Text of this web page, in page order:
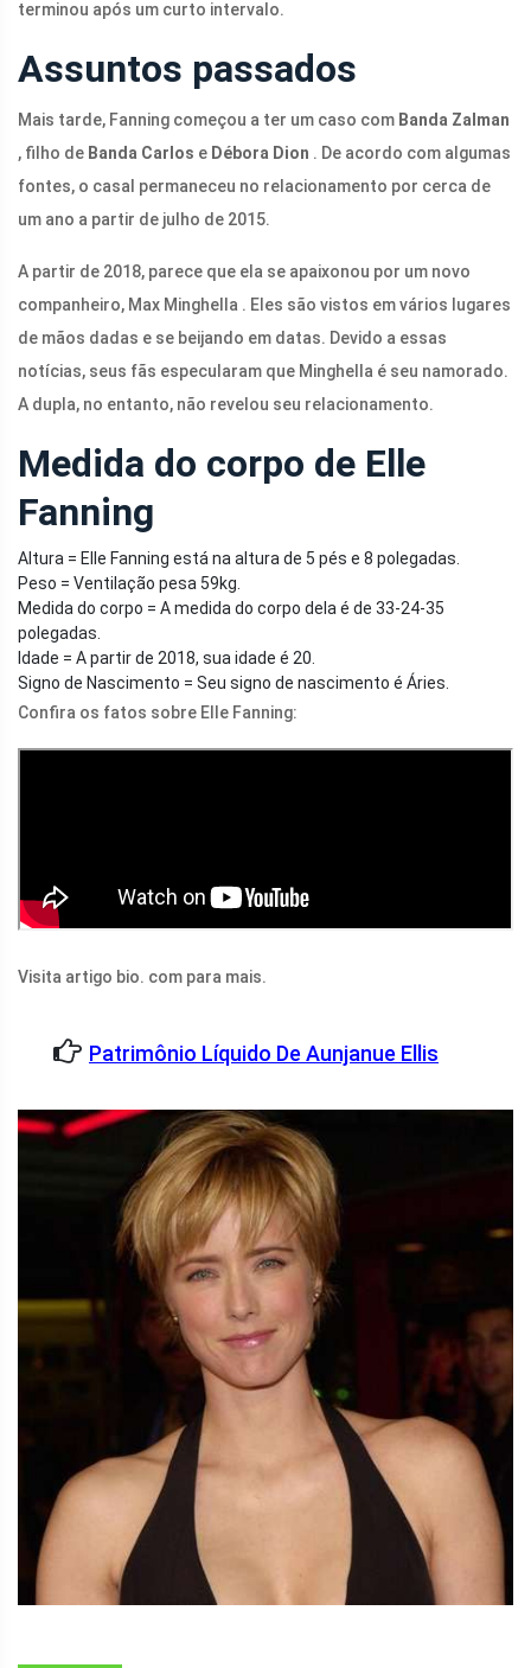
terminou após um curto intervalo.
Assuntos passados
Mais tarde, Fanning começou a ter um caso com Banda Zalman
, filho de Banda Carlos e Débora Dion . De acordo com algumas
fontes, o casal permaneceu no relacionamento por cerca de
um ano a partir de julho de 2015.
A partir de 2018, parece que ela se apaixonou por um novo
companheiro, Max Minghella . Eles são vistos em vários lugares
de mãos dadas e se beijando em datas. Devido a essas
notícias, seus fãs especularam que Minghella é seu namorado.
A dupla, no entanto, não revelou seu relacionamento.
Medida do corpo de Elle
Fanning
Altura = Elle Fanning está na altura de 5 pés e 8 polegadas.
Peso = Ventilação pesa 59kg.
Medida do corpo = A medida do corpo dela é de 33-24-35
polegadas.
Idade = A partir de 2018, sua idade é 20.
Signo de Nascimento = Seu signo de nascimento é Áries.
Confira os fatos sobre Elle Fanning:
Visita artigo bio. com para mais.
Patrimônio Líquido De Aunjanue Ellis